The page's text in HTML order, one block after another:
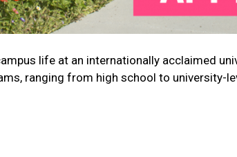
life at an internationally acclaimed
ranging from high school to university-